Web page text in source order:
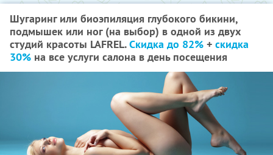
Шугаринг или биоэпиляция глубокого бикини,
подмышек или ног (на выбор) в одной из двух
студий красоты LAFREL.Скидка до 82% + скидка
30% на все услуги салона в день посещения